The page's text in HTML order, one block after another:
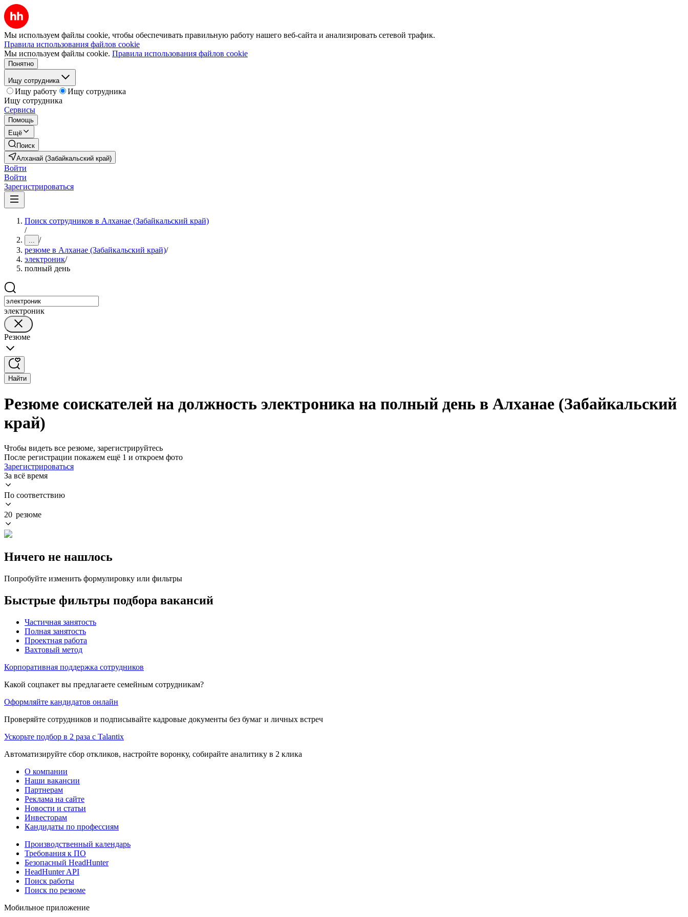
Мы используем файлы cookie, чтобы обеспечивать правильную работу нашего веб-сайта и анализировать сетевой трафик.
Правила использования файлов cookie
Мы используем файлы cookie. Правила использования файлов cookie
Понятно
Ищу сотрудника
Ищу работу
Ищу сотрудника
Ищу сотрудника
Сервисы
Помощь
Ещё
Поиск
Алханай (Забайкальский край)
Войти
Войти
Зарегистрироваться
Поиск сотрудников в Алханае (Забайкальский край)
/
... /
резюме в Алханае (Забайкальский край)/
электроник/
полный день
электроник
Резюме
Найти
Резюме соискателей на должность электроника на полный день в Алханае (Забайкальский
край)
Чтобы видеть все резюме, зарегистрируйтесь
После регистрации покажем ещё 1 и откроем фото
Зарегистрироваться
За всё время
По соответствию
20 резюме
Ничего не нашлось
Попробуйте изменить формулировку или фильтры
Быстрые фильтры подбора вакансий
Частичная занятость
Полная занятость
Проектная работа
Вахтовый метод
Корпоративная поддержка сотрудников
Какой соцпакет вы предлагаете семейным сотрудникам?
Оформляйте кандидатов онлайн
Проверяйте сотрудников и подписывайте кадровые документы без бумаг и личных встреч
Ускорьте подбор в 2 раза с Talantix
Автоматизируйте сбор откликов, настройте воронку, собирайте аналитику в 2 клика
О компании
Наши вакансии
Партнерам
Реклама на сайте
Новости и статьи
Инвесторам
Кандидаты по профессиям
Производственный календарь
Требования к ПО
Безопасный HeadHunter
HeadHunter API
Поиск работы
Поиск по резюме
Мобильное приложение